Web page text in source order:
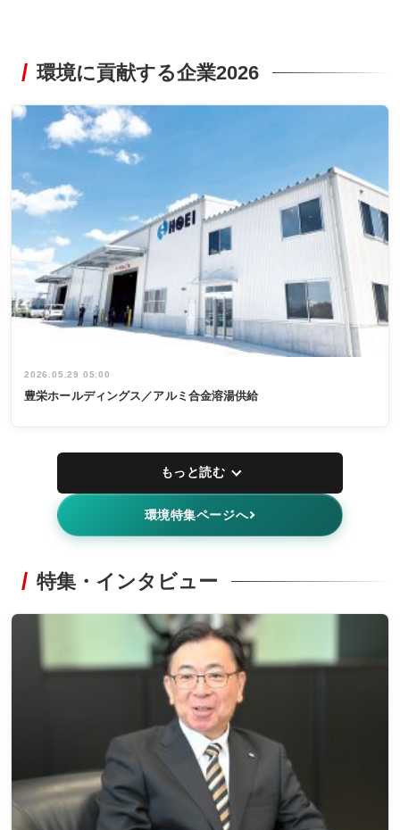
環境に貢献する企業2026
2026.05.29 05:00
豊栄ホールディングス／アルミ合金溶湯供給
もっと読む
環境特集ページへ
特集・インタビュー